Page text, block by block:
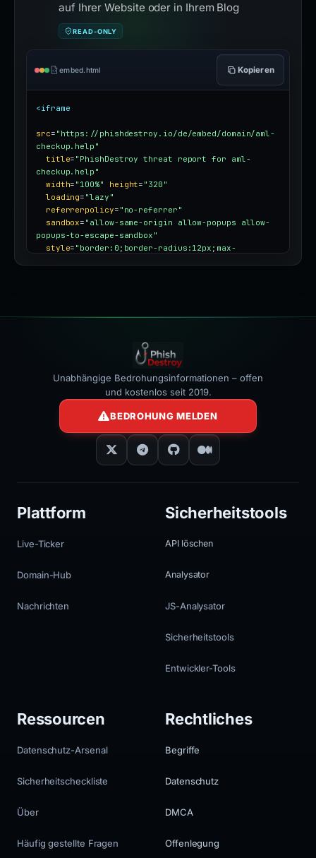
auf Ihrer Website oder in Ihrem Blog
READ-ONLY
embed.html Kopieren
<iframe
src= "https://phishdestroy.io/de/embed/domain/aml-
checkup.help"
title= "PhishDestroy threat report for aml-
checkup.help"
width= "100%" height= "320"
loading= "lazy"
referrerpolicy= "no-referrer"
sandbox= "allow-same-origin allow-popups allow-
popups-to-escape-sandbox"
style= "border:0;border-radius:12px;max-
Unabhängige Bedrohungsinformationen – offen
und kostenlos seit 2019.
BEDROHUNG MELDEN
Plattform
Live-Ticker
Domain-Hub
Nachrichten
Sicherheitstools
API löschen
Analysator
JS-Analysator
Sicherheitstools
Entwickler-Tools
Ressourcen
Datenschutz-Arsenal
Sicherheitscheckliste
Über
Häufig gestellte Fragen
Rechtliches
Begriffe
Datenschutz
DMCA
Offenlegung